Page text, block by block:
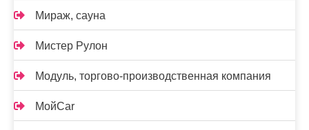
Мираж, сауна
Мистер Рулон
Модуль, торгово-производственная компания
МойCar